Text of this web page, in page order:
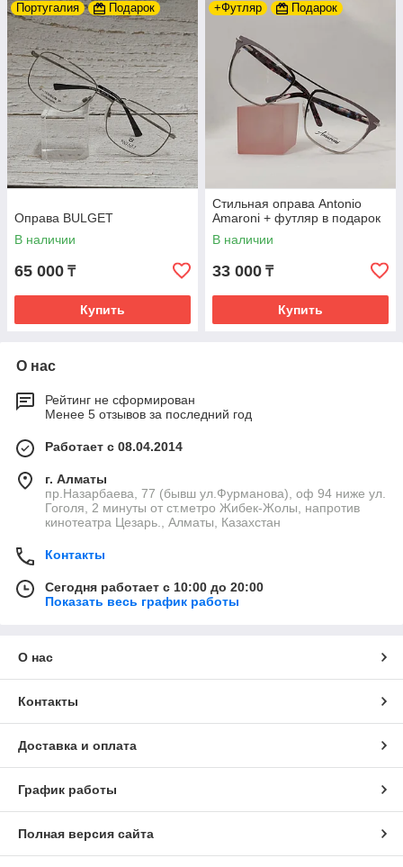
Португалия Подарок
Оправа BULGET
В наличии
65 000 ₸
Купить
+Футляр Подарок
Стильная оправа Antonio
Amaroni + футляр в подарок
В наличии
33 000 ₸
Купить
О нас
Рейтинг не сформирован
Менее 5 отзывов за последний год
Работает с 08.04.2014
г. Алматы
пр.Назарбаева, 77 (бывш ул.Фурманова), оф 94 ниже ул.
Гоголя, 2 минуты от ст.метро Жибек-Жолы, напротив
кинотеатра Цезарь., Алматы, Казахстан
Контакты
Сегодня работает с 10:00 до 20:00
Показать весь график работы
О нас
Контакты
Доставка и оплата
График работы
Полная версия сайта